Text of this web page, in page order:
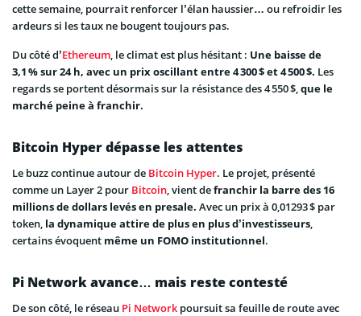
cette semaine, pourrait renforcer l’élan haussier… ou refroidir les
ardeurs si les taux ne bougent toujours pas.
Du côté d’Ethereum, le climat est plus hésitant : Une baisse de
3,1 % sur 24 h, avec un prix oscillant entre 4 300 $ et 4 500 $. Les
regards se portent désormais sur la résistance des 4 550 $,que le
marché peine à franchir.
Bitcoin Hyper dépasse les attentes
Le buzz continue autour de Bitcoin Hyper. Le projet, présenté
comme un Layer 2 pour Bitcoin, vient defranchir la barre des 16
millions de dollars levés en presale. Avec un prix à 0,01293 $ par
token, la dynamique attire de plus en plus d’investisseurs,
certains évoquent même un FOMO institutionnel.
Pi Network avance… mais reste contesté
De son côté, le réseau Pi Network poursuit sa feuille de route avec